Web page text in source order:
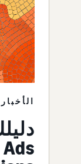
الأخبار